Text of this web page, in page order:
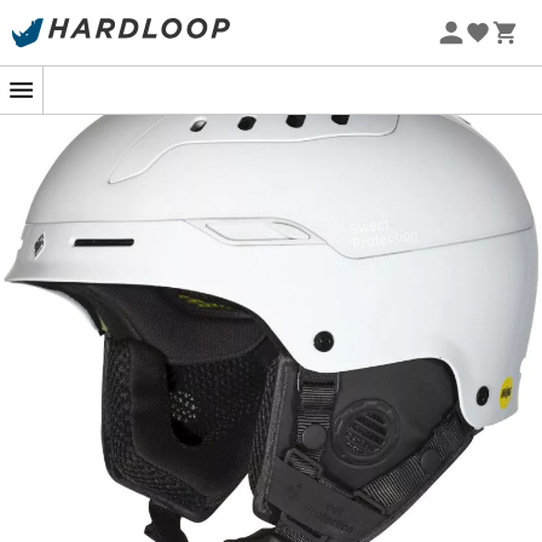
Sommarerbjudanden 🔥 -5 % EXTRA vid köp av 2 produkter*